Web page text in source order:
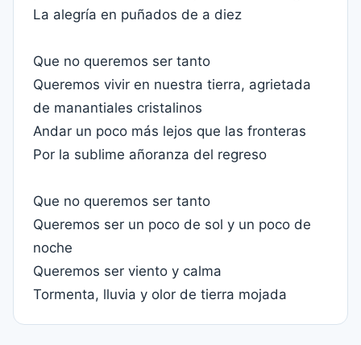
La alegría en puñados de a diez
Que no queremos ser tanto
Queremos vivir en nuestra tierra, agrietada
de manantiales cristalinos
Andar un poco más lejos que las fronteras
Por la sublime añoranza del regreso
Que no queremos ser tanto
Queremos ser un poco de sol y un poco de
noche
Queremos ser viento y calma
Tormenta, lluvia y olor de tierra mojada